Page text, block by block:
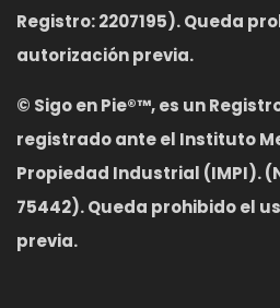
Registro: 2207195). Queda
autorización previa.
© Sigo en Pie®™, es un
registrado ante el Instituto
Propiedad Industrial (IMPI).
75442). Queda prohibido el
previa.